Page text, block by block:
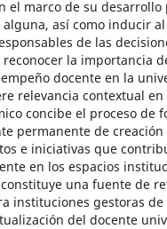
el marco de su desarrollo
así como inducir
de las
la importancia
docente en la
relevancia contextual
concibe el proceso de
permanente de
e iniciativas que
en los espacios
una fuente de
instituciones gestoras
del docente